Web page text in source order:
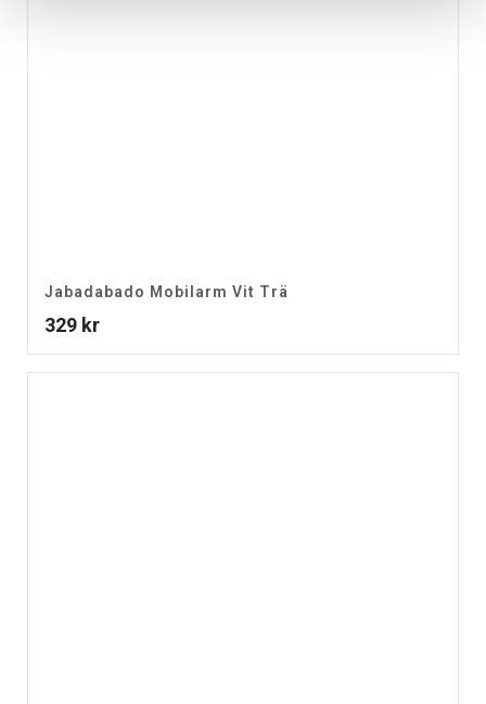
Jabadabado Mobilarm Vit Trä
329 kr